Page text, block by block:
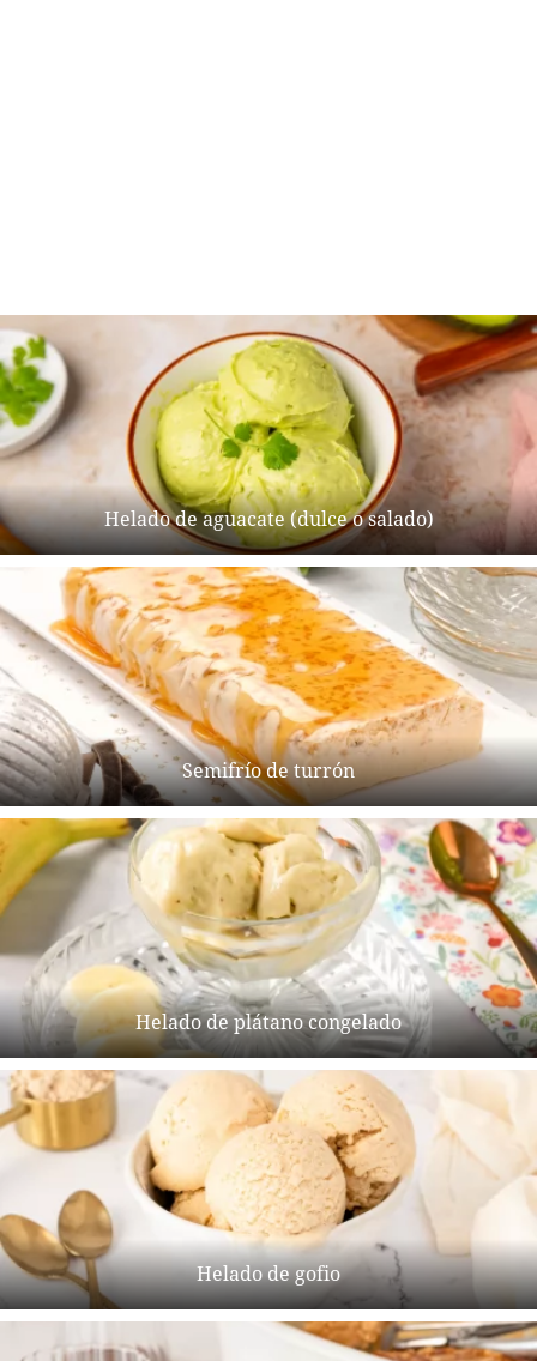
Helado de aguacate (dulce o salado)
Semifrío de turrón
Helado de plátano congelado
Helado de gofio